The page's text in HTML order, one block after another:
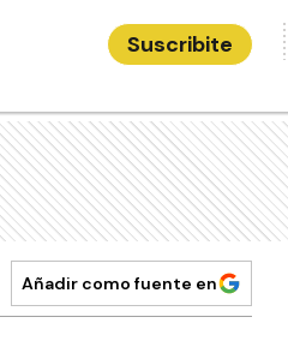
Suscribite
Añadir como fuente en